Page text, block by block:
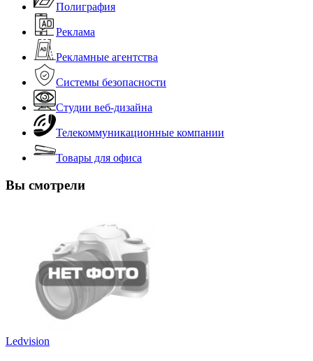
Полиграфия
Реклама
Рекламные агентства
Системы безопасности
Студии веб-дизайна
Телекоммуникационные компании
Товары для офиса
Вы смотрели
Ledvision